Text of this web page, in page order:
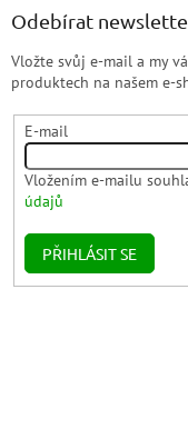
Odebírat
Vložte svůj e-mail a my
produktech na našem e-
E-mail
Vložením e-mailu
údajů
PŘIHLÁSIT SE